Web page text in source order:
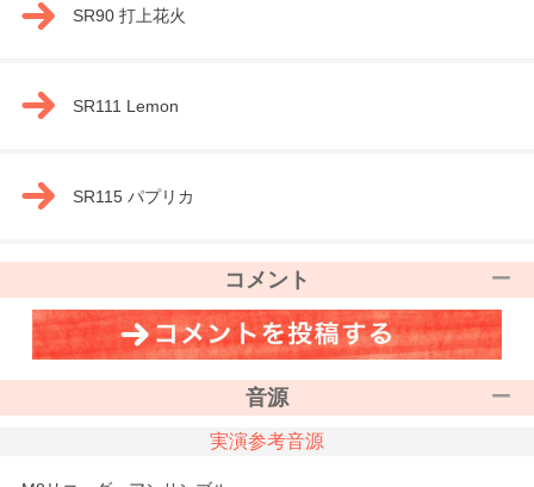
SR90 打上花火
SR111 Lemon
SR115 パプリカ
コメント
音源
実演参考音源